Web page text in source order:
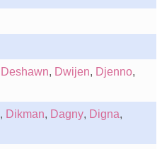
Deshawn, Dwijen, Djenno,
, Dikman, Dagny, Digna,